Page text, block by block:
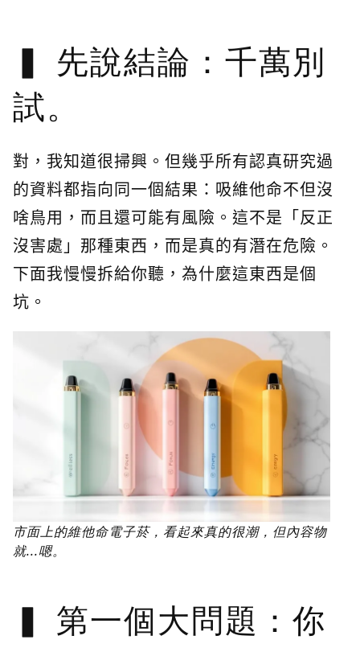
先說結論：千萬別
試。
對，我知道很掃興。但幾乎所有認真研究過
的資料都指向同一個結果：吸維他命不但沒
啥鳥用，而且還可能有風險。這不是「反正
沒害處」那種東西，而是真的有潛在危險。
下面我慢慢拆給你聽，為什麼這東西是個
坑。
市面上的維他命電子菸，看起來真的很潮，但內容物
就...嗯。
第一個大問題：你